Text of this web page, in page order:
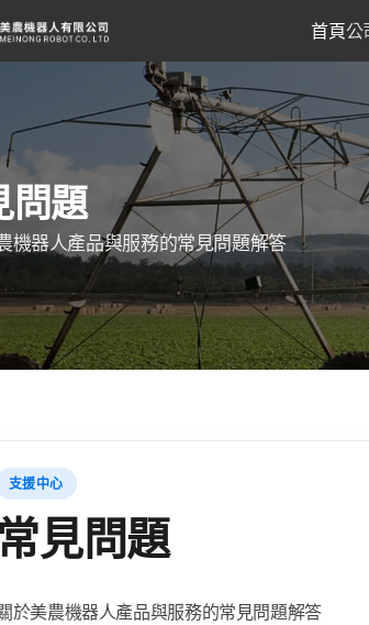
首頁公
問題
機器人產品與服務的常見問題解答
支援中心
常見問題
於美農機器人產品與服務的常見問題解答